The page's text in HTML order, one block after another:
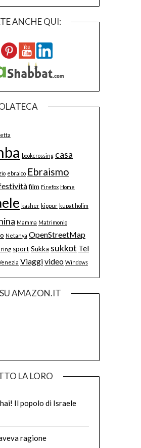
ANCHE QUI:
bookcrossing casa
ebraico Ebraismo
film Firefox Home
kasher kippur kupat holim
Mamma Matrimonio
Netanya OpenStreetMap
sport Sukka sukkot Tel
Viaggivideo Windows
AMAZON.IT
LA LORO
Il popolo di Israele
ragione